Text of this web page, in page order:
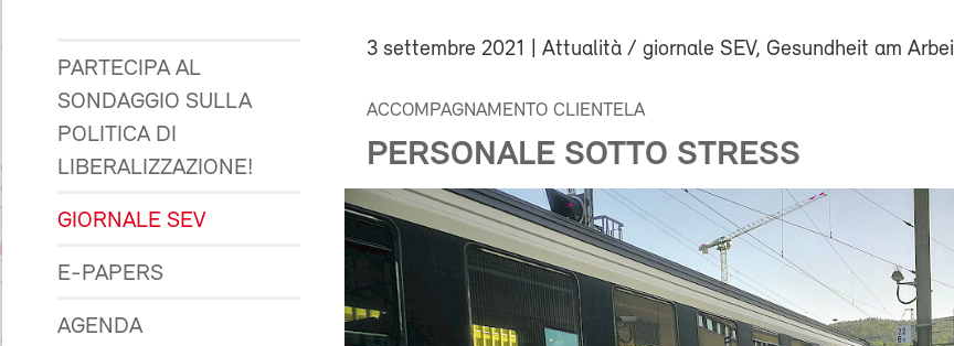
PARTECIPA AL
SONDAGGIO SULLA
POLITICA DI
LIBERALIZZAZIONE!
GIORNALE SEV
E-PAPERS
AGENDA
3 settembre 2021 | Attualità / giornale SEV, Gesundheit am
ACCOMPAGNAMENTO CLIENTELA
PERSONALE SOTTO STRESS